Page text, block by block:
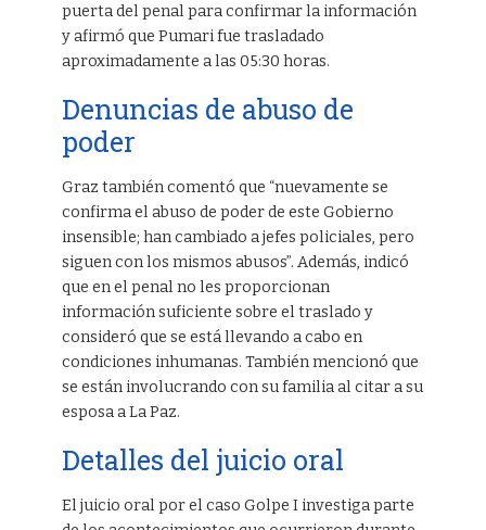
puerta del penal para confirmar la información
y afirmó que Pumari fue trasladado
aproximadamente a las 05:30 horas.
Denuncias de abuso de
poder
Graz también comentó que “nuevamente se
confirma el abuso de poder de este Gobierno
insensible; han cambiado a jefes policiales, pero
siguen con los mismos abusos”. Además, indicó
que en el penal no les proporcionan
información suficiente sobre el traslado y
consideró que se está llevando a cabo en
condiciones inhumanas. También mencionó que
se están involucrando con su familia al citar a su
esposa a La Paz.
Detalles del juicio oral
El juicio oral por el caso Golpe I investiga parte